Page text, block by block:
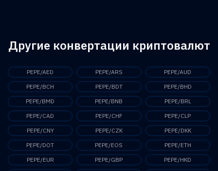
TabTrader, чтобы открыть десятки других торговых пар с Pepe
(PEPE).
Другие конвертации криптовалют
PEPE/AED PEPE/ARS
PEPE/AUD
PEPE/BCH
PEPE/BDT
PEPE/BHD
PEPE/BMD
PEPE/BNB
PEPE/BRL
PEPE/CAD
PEPE/CHF
PEPE/CLP
PEPE/CNY
PEPE/CZK
PEPE/DKK
PEPE/DOT
PEPE/EOS
PEPE/ETH
PEPE/EUR
PEPE/GBP
PEPE/HKD